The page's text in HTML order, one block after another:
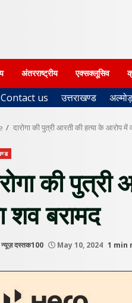
अंतरराष्ट्रीय एक्सक्लूसिव
Contact us उत्तराखण्ड
दारोगा की पुत्री आरती की हत्या के आरोप
की
शव बरामद
न्यूज़ दस्तक100 May 10, 2024 1 min